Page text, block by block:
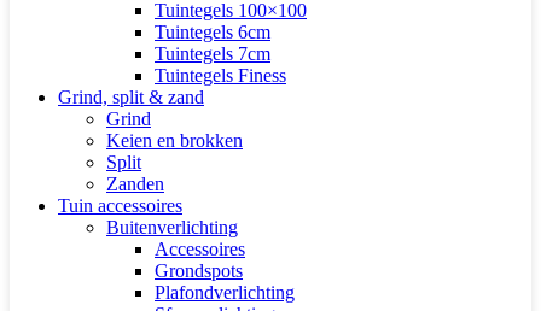
Tuintegels 100×100
Tuintegels 6cm
Tuintegels 7cm
Tuintegels Finess
Grind, split & zand
Grind
Keien en brokken
Split
Zanden
Tuin accessoires
Buitenverlichting
Accessoires
Grondspots
Plafondverlichting